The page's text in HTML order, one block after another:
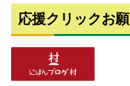
応援クリックお